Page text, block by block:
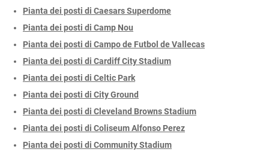
Pianta dei posti di Caesars Superdome
Pianta dei posti di Camp Nou
Pianta dei posti di Campo de Futbol de Vallecas
Pianta dei posti di Cardiff City Stadium
Pianta dei posti di Celtic Park
Pianta dei posti di City Ground
Pianta dei posti di Cleveland Browns Stadium
Pianta dei posti di Coliseum Alfonso Perez
Pianta dei posti di Community Stadium